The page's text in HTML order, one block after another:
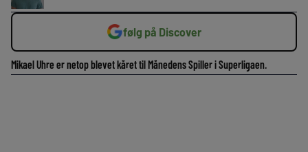
følg på Discover
Mikael Uhre er netop blevet kåret til Månedens Spiller i Superligaen.